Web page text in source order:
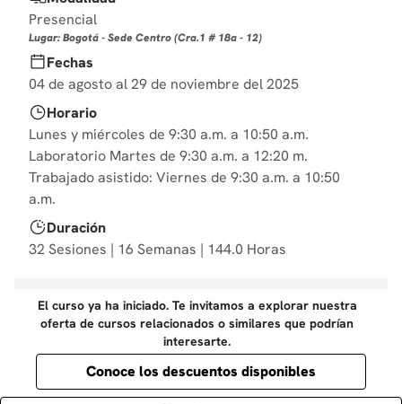
10. marketing
Presencial
Lugar: Bogotá - Sede Centro (Cra.1 # 18a - 12)
Fechas
04 de agosto al 29 de noviembre del 2025
Horario
Lunes y miércoles de 9:30 a.m. a 10:50 a.m.
Laboratorio Martes de 9:30 a.m. a 12:20 m.
Trabajado asistido: Viernes de 9:30 a.m. a 10:50
a.m.
Duración
32 Sesiones | 16 Semanas | 144.0 Horas
El curso ya ha iniciado. Te invitamos a explorar nuestra
oferta de cursos relacionados o similares que podrían
interesarte.
Conoce los descuentos disponibles